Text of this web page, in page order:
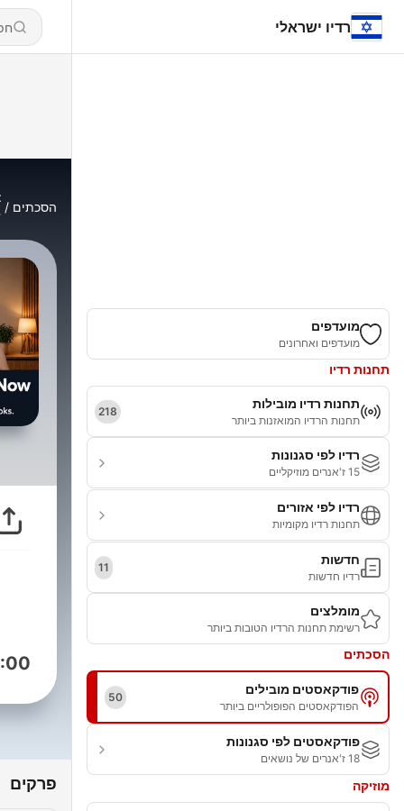
רדיו ישראלי
מועדפים
מועדפים ואחרונים
תחנות רדיו
תחנות רדיו מובילות
תחנות הרדיו המואזנות ביותר
218
רדיו לפי סגנונות
15 ז'אנרים מוזיקליים
רדיו לפי אזורים
תחנות רדיו מקומיות
חדשות
רדיו חדשות
11
מומלצים
רשימת תחנות הרדיו הטובות ביותר
הסכתים
פודקאסטים מובילים
הפודקאסטים הפופולריים ביותר
50
פודקאסטים לפי סגנונות
18 ז'אנרים של נושאים
מוזיקה
הסכתים
פרקים